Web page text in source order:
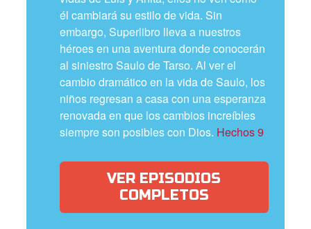
él cambiará su estilo de vida. Sin
embargo, Superlibro lleva a nuestros
héroes en una aventura donde conocerán
al siniestro Saulo de Tarso. Al ver el
cambio dramático en la vida de Saulo, los
niños regresan a casa con una esperanza
renovada en que los cambios increíbles
siempre son posibles con Dios. Hechos 9
VER EPISODIOS
COMPLETOS